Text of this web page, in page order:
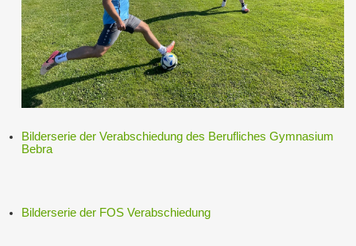
Bilderserie der Verabschiedung des Berufliches Gymnasium
Bebra
Bilderserie der FOS Verabschiedung